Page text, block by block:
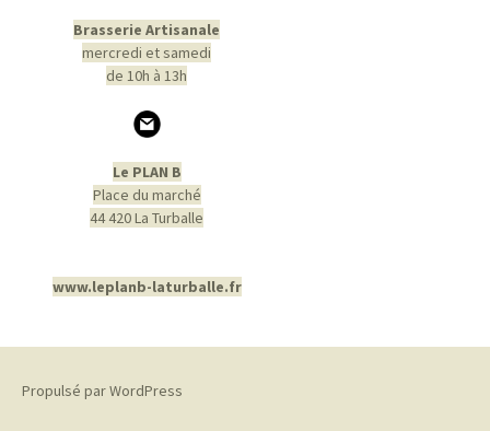
Brasserie Artisanale
mercredi et samedi
de 10h à 13h
Le PLAN B
Place du marché
44 420 La Turballe
www.leplanb-laturballe.fr
Propulsé par WordPress